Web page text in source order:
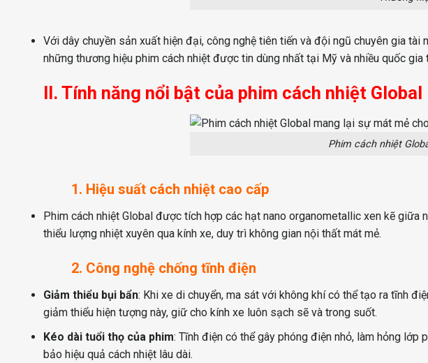
Với dây chuyền sản xuất hiện đại, công nghệ tiên tiến và đội ngũ chuyên gia
những thương hiệu phim cách nhiệt được tin dùng nhất tại Mỹ và nhiều quốc gia
II. Tính năng nổi bật của phim cách nhiệt Global
Phim cách nhiệt
1. Hiệu suất cách nhiệt cao cấp
Phim cách nhiệt Global được tích hợp các hạt nano organometallic xen kẽ
thiểu lượng nhiệt xuyên qua kính xe, duy trì không gian nội thất mát mẻ.
2. Công nghệ chống tĩnh điện
Giảm thiểu bụi bẩn: Khi xe di chuyển, ma sát với không khí có thể tạo ra tĩnh
giảm thiểu hiện tượng này, giữ cho kính xe luôn sạch sẽ và trong suốt.
Kéo dài tuổi thọ của phim: Tĩnh điện có thể gây phóng điện nhỏ, làm hỏng
bảo hiệu quả cách nhiệt lâu dài.